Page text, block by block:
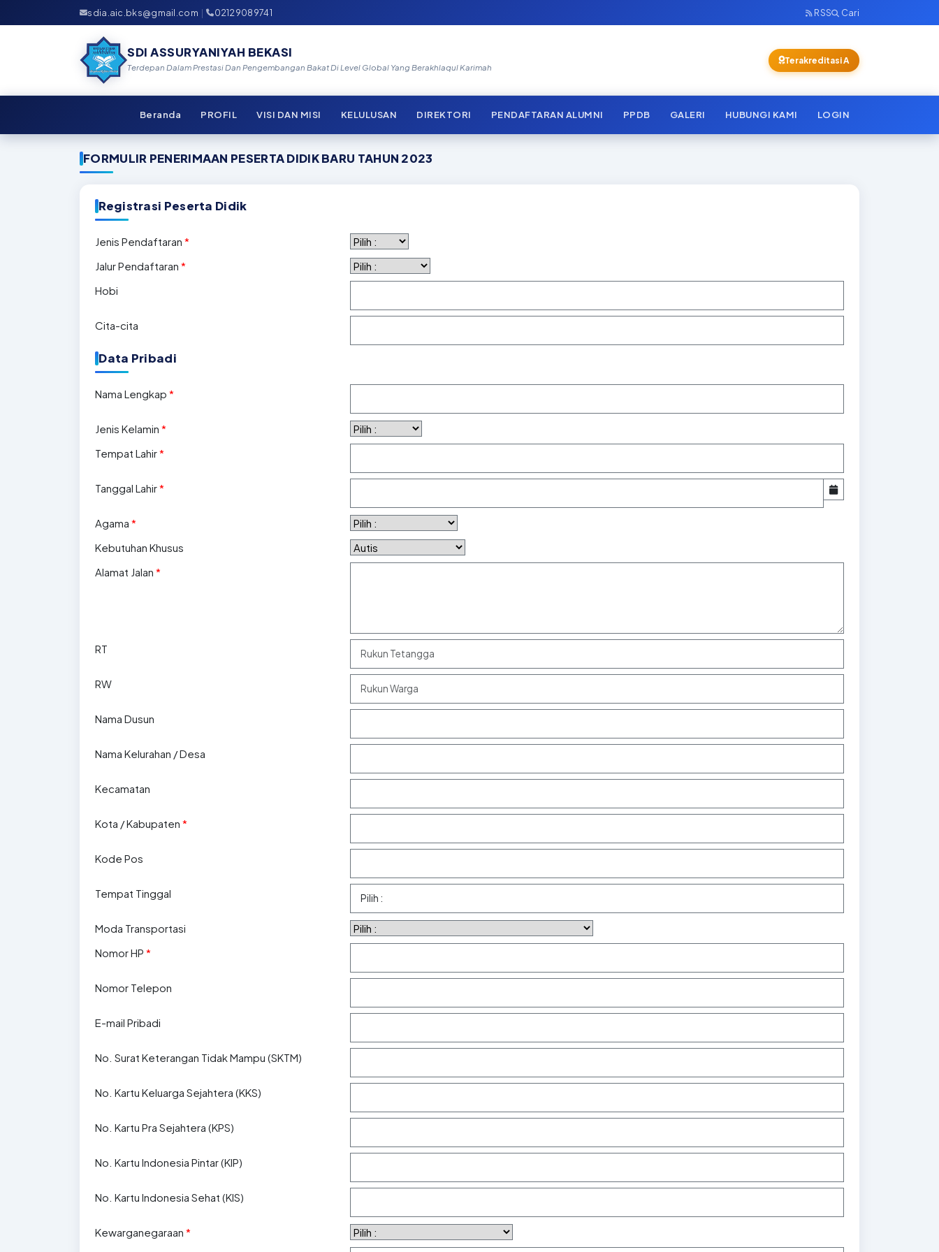
sdia.aic.bks@gmail.com | 02129089741 RSS Cari
SDI ASSURYANIYAH BEKASI
Terdepan Dalam Prestasi Dan Pengembangan Bakat Di Level Global Yang Berakhlaqul Karimah
Terakreditasi A
Beranda PROFIL VISI DAN MISI KELULUSAN DIREKTORI PENDAFTARAN ALUMNI PPDB GALERI HUBUNGI KAMI LOGIN
FORMULIR PENERIMAAN PESERTA DIDIK BARU TAHUN 2023
Registrasi Peserta Didik
Jenis Pendaftaran*
Jalur Pendaftaran*
Hobi
Cita-cita
Data Pribadi
Nama Lengkap*
Jenis Kelamin*
Tempat Lahir*
Tanggal Lahir*
Agama*
Kebutuhan Khusus
Alamat Jalan*
RT
RW
Nama Dusun
Nama Kelurahan / Desa
Kecamatan
Kota / Kabupaten*
Kode Pos
Tempat Tinggal
Moda Transportasi
Nomor HP*
Nomor Telepon
E-mail Pribadi
No. Surat Keterangan Tidak Mampu (SKTM)
No. Kartu Keluarga Sejahtera (KKS)
No. Kartu Pra Sejahtera (KPS)
No. Kartu Indonesia Pintar (KIP)
No. Kartu Indonesia Sehat (KIS)
Kewarganegaraan*